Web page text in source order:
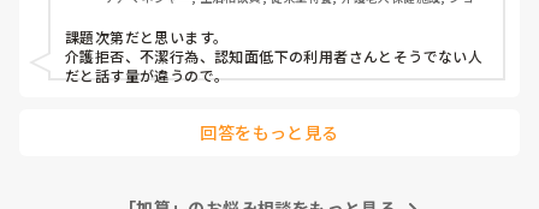
課題次第だと思います。
介護拒否、不潔行為、認知面低下の利用者さんとそうでない人
だと話す量が違うので。
回答をもっと見る